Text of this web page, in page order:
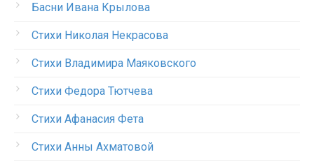
Басни Ивана Крылова
Стихи Николая Некрасова
Стихи Владимира Маяковского
Стихи Федора Тютчева
Стихи Афанасия Фета
Стихи Анны Ахматовой